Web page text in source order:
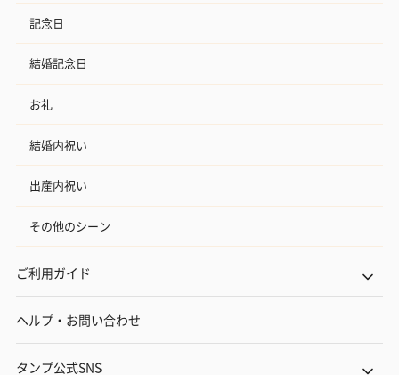
フラッグカプセル：イ
ンセンススティック
（END）（880円）
ンセンススティック
（880円）
（GRAPE
お酒
※20歳未満の方への酒類の販売はいたしません。
記念日
結婚記念日
お礼
結婚内祝い
出産内祝い
その他のシーン
ご利用ガイド
ヘルプ・お問い合わせ
タンプ公式SNS